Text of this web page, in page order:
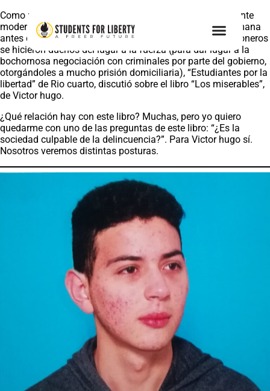
Como por una de esas casualidades de la vida, que la gente
moderna confunde con el designio de los astros, una semana
antes del episodio de la carcel de Devoto, donde los prisioneros
se hicieron dueños del lugar a la fuerza (para dar lugar a la
bochornosa negociación con criminales por parte del gobierno,
otorgándoles a mucho prisión domiciliaria), “Estudiantes por la
libertad” de Rio cuarto, discutió sobre el libro “Los miserables”,
de Victor hugo.
¿Qué relación hay con este libro? Muchas, pero yo quiero
quedarme con uno de las preguntas de este libro: “¿Es la
sociedad culpable de la delincuencia?”. Para Victor hugo sí.
Nosotros veremos distintas posturas.